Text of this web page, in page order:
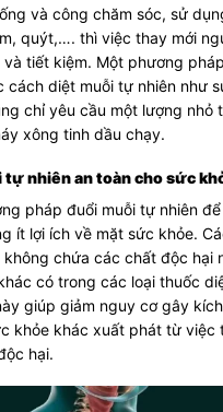
và công chăm sóc, sử
quýt,…. thì việc thay mới
tiết kiệm. Một phương
cách diệt muỗi tự nhiên như
chỉ yêu cầu một lượng nhỏ
xông tinh dầu chạy.
tự nhiên an toàn cho sức
pháp đuổi muỗi tự nhiên
ít lợi ích về mặt sức khỏe.
chứa các chất độc hại
có trong các loại thuốc
giúp giảm nguy cơ gây
khỏe khác xuất phát từ việc
hại.